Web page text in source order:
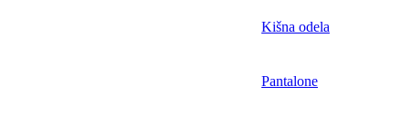
Kišna odela
Pantalone